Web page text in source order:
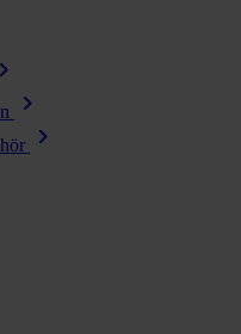
chevron_right
chevron_right
chevron_right